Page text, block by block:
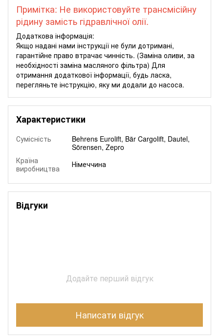
Примітка: Не використовуйте трансмісійну
рідину замість гідравлічної олії.
Додаткова інформація:
Якщо надані нами інструкції не були дотримані,
гарантійне право втрачає чинність. (Заміна оливи, за
необхідності заміна масляного фільтра) Для
отримання додаткової інформації, будь ласка,
перегляньте інструкцію, яку ми додали до насоса.
Характеристики
Сумісність
Behrens Eurolift, Bär Cargolift, Dautel,
Sörensen, Zepro
Країна
виробництва
Німеччина
Відгуки
Додайте перший відгук
Написати відгук